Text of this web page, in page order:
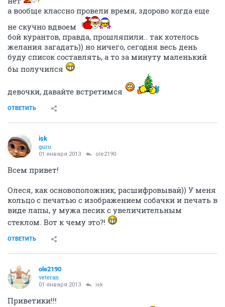
а вообще классно провели время, здорово когда еще
не скучно вдвоем
бой курантов, правда, прошляпили.. так хотелось
желания загадать)) но ничего, сегодня весь день
буду список составлять, а то за минуту маленький
бы получился
девочки, давайте встретимся
ОТВЕТИТЬ
isk
guru
01 января 2013 ole2190
Всем привет!
Олеся, как основоположник, расшифровывай)) У меня
кольцо с печатью с изображением собачки и печать в
виде лапы, у мужа песик с увеличительным
стеклом. Вот к чему это?!
ОТВЕТИТЬ
ole2190
veteran
01 января 2013 isk
Приветики!!!